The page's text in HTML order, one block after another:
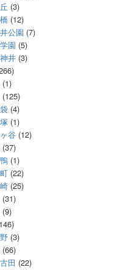
(3)
(12)
公園 (7)
園 (5)
井(3)
(1)
(125)
(4)
(1)
谷(12)
(37)
(1)
(22)
(25)
(31)
(9)
(3)
(66)
田 (22)